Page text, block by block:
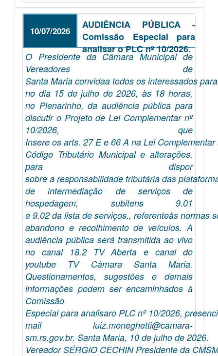
10/07/2026
AUDIÊNCIA PÚBLICA -
Comissão Especial para
analisar o PLC nº 10/2026.
O Presidente da Câmara Municipal de
Vereadores de
Santa Maria convidaa todos os interessados
no dia 15 de julho de 2026, às 18 horas,
no Plenarinho, da audiência pública para
discutir o Projeto de Lei Complementar nº
10/2026, que
Insere os arts. 27 E e 66 A na Lei
Código Tributário Municipal e alterações,
para dispor
sobre a responsabilidade tributária das
de intermediação de serviços de
hospedagem, subitens 9.01
e 9.02 da lista de serviços., referenteàs normas
abandono e recolhimento de veículos. A
audiência pública será transmitida ao vivo
no canal 18.2 TV Aberta e canal do
youtube TV Câmara Santa Maria.
Questionamentos, sugestões e demais
informações podem ser encaminhados à
Comissão
Especial para analisaro PLC nº 10/2026,
mail luiz.meneghetti@camara-
sm.rs.gov.br. Santa Maria, 10 de julho de 2026.
Vereador SÉRGIO CECHIN Presidente da